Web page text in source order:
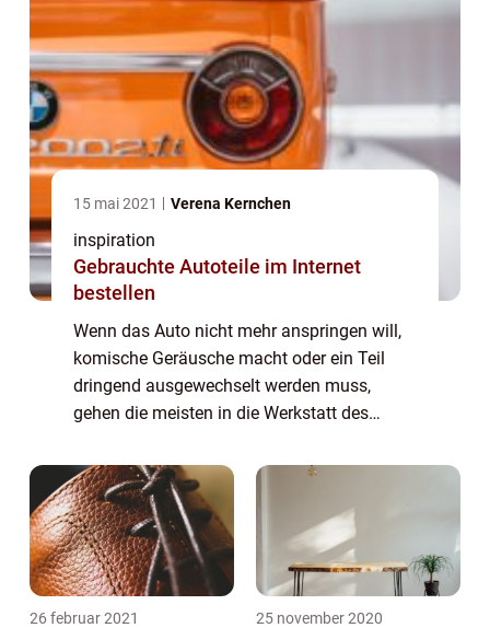
15 mai 2021 Verena Kernchen
inspiration
Gebrauchte Autoteile im Internet
bestellen
Wenn das Auto nicht mehr anspringen will,
komische Geräusche macht oder ein Teil
dringend ausgewechselt werden muss,
gehen die meisten in die Werkstatt des
sich nun um das Ersatzteil, was in der Regel
neu geka...
26 februar 2021 25 november 2020